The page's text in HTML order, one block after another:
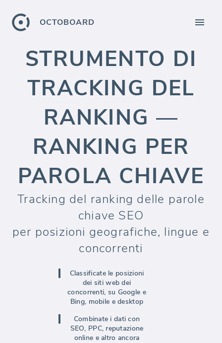
OCTOBOARD
STRUMENTO DI
TRACKING DEL
RANKING —
RANKING PER
PAROLA CHIAVE
Tracking del ranking delle parole
chiave SEO
per posizioni geografiche, lingue e
concorrenti
Classificate le posizioni
dei siti web dei
concorrenti, su Google e
Bing, mobile e desktop
Combinate i dati con
SEO, PPC, reputazione
online e altro ancora